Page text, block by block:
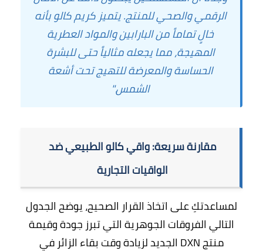
الرقمي والصحي للمنتج. يتميز كريم كالو بأنه
خالٍ تماماً من البارابين والمواد العطرية
المهيجة، مما يجعله مثالياً حتى للبشرة
الحساسة والمعرضة للتهيج تحت أشعة
الشمس."
مقارنة سريعة: واقي كالو الطبيعي ضد
الواقيات التجارية
لمساعدتكِ على اتخاذ القرار الصحيح، يوضح الجدول
التالي الفروقات الجوهرية التي تبرز جودة وقيمة
منتج DXN الجديد لزيادة وقت بقاء الزائر في